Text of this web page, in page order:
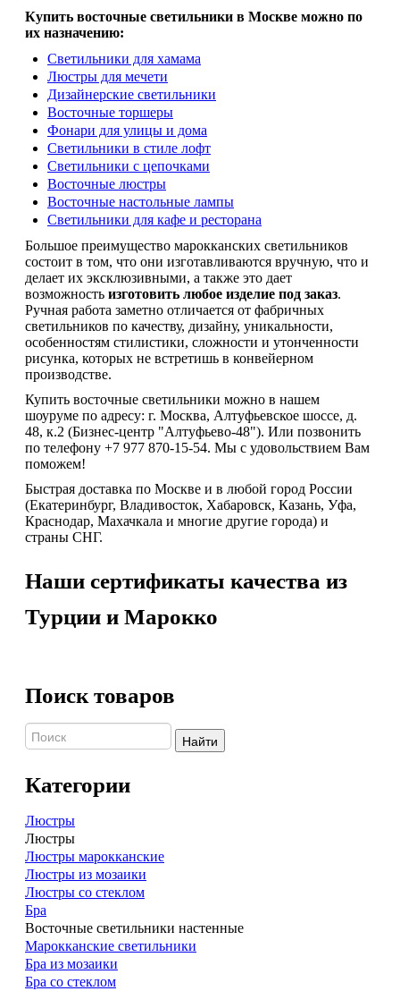
Купить восточные светильники в Москве можно по
их назначению:
Светильники для хамама
Люстры для мечети
Дизайнерские светильники
Восточные торшеры
Фонари для улицы и дома
Светильники в стиле лофт
Светильники с цепочками
Восточные люстры
Восточные настольные лампы
Светильники для кафе и ресторана
Большое преимущество марокканских светильников
состоит в том, что они изготавливаются вручную, что и
делает их эксклюзивными, а также это дает
возможность изготовить любое изделие под заказ.
Ручная работа заметно отличается от фабричных
светильников по качеству, дизайну, уникальности,
особенностям стилистики, сложности и утонченности
рисунка, которых не встретишь в конвейерном
производстве.
Купить восточные светильники можно в нашем
шоуруме по адресу: г. Москва, Алтуфьевское шоссе, д.
48, к.2 (Бизнес-центр "Алтуфьево-48"). Или позвонить
по телефону +7 977 870-15-54. Мы с удовольствием Вам
поможем!
Быстрая доставка по Москве и в любой город России
(Екатеринбург, Владивосток, Хабаровск, Казань, Уфа,
Краснодар, Махачкала и многие другие города) и
страны СНГ.
Наши сертификаты качества из
Турции и Марокко
Поиск товаров
Найти
Категории
Люстры
Люстры
Люстры марокканские
Люстры из мозаики
Люстры со стеклом
Бра
Восточные светильники настенные
Марокканские светильники
Бра из мозаики
Бра со стеклом